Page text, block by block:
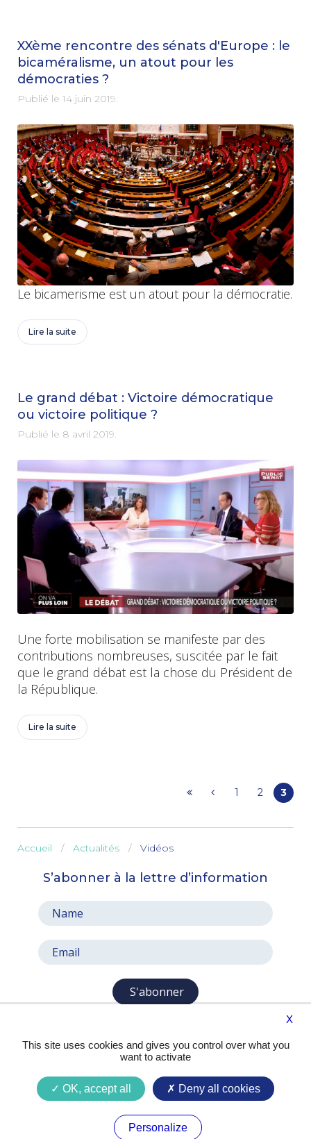
XXème rencontre des sénats d'Europe : le
bicaméralisme, un atout pour les
démocraties ?
Publié le 14 juin 2019.
Le bicamerisme est un atout pour la démocratie.
Lire la suite
Le grand débat : Victoire démocratique
ou victoire politique ?
Publié le 8 avril 2019.
Une forte mobilisation se manifeste par des
contributions nombreuses, suscitée par le fait
que le grand débat est la chose du Président de
la République.
Lire la suite
1 2 3
Accueil Actualités Vidéos
S’abonner à la lettre d’information
S'abonner
Contact Mentions légales
X
This site uses cookies and gives you control over what you
want to activate
OK, accept all Deny all cookies
Personalize